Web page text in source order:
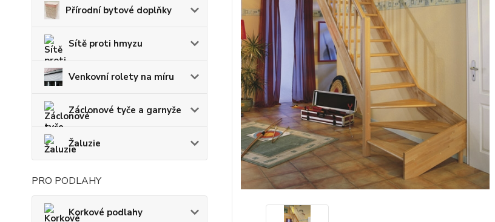
Přírodní bytové doplňky
Sítě proti hmyzu
Venkovní rolety na míru
Záclonové tyče a garnyže
Žaluzie
PRO PODLAHY
Korkové podlahy